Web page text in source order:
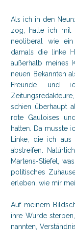
Als ich in den
zog, hatte ich mit
neoliberal wie
damals die linke
außerhalb meines
neuen Bekannten
Freunde und
schien überhaupt
rote Gauloises
hatten. Da musste
Linke, die ich aus
abstreifen.
Martens-Stiefel,
politisches
erleben, wie mir
Auf meinem
ihre Würde
nannten,